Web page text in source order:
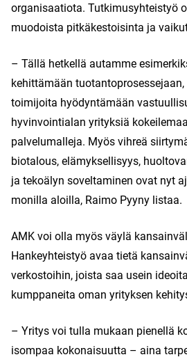
organisaatiota. Tutkimusyhteistyö
muodoista pitkäkestoisinta ja
– Tällä hetkellä autamme
kehittämään
toimijoita hyödyntämään
hyvinvointialan yrityksiä
palvelumalleja. Myös vihreä
biotalous, elämyksellisyys,
ja tekoälyn soveltaminen ovat nyt
monilla aloilla, Raimo Pyyny listaa.
AMK voi olla myös väylä
Hankeyhteistyö avaa tietä
verkostoihin, joista saa usein
kumppaneita oman yrityksen
– Yritys voi tulla mukaan pienellä
isompaa kokonaisuutta – aina